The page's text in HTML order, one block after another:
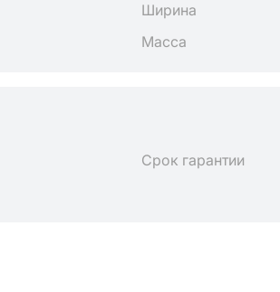
Ширина
Масса
Срок гарантии